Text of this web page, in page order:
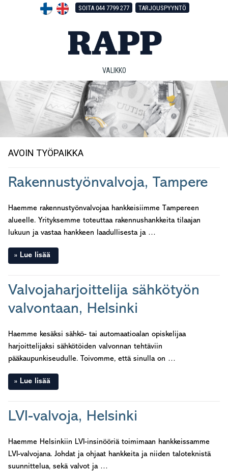
SOITA 044 7799 277 TARJOUSPYYNTÖ
VALIKKO
AVOIN TYÖPAIKKA
Rakennustyönvalvoja, Tampere
Haemme rakennustyönvalvojaa hankkeisiimme Tampereen
alueelle. Yrityksemme toteuttaa rakennushankkeita tilaajan
lukuun ja vastaa hankkeen laadullisesta ja …
Lue lisää
Valvojaharjoittelija sähkötyön
valvontaan, Helsinki
Haemme kesäksi sähkö- tai automaatioalan opiskelijaa
harjoittelijaksi sähkötöiden valvonnan tehtäviin
pääkaupunkiseudulle. Toivomme, että sinulla on …
Lue lisää
LVI-valvoja, Helsinki
Haemme Helsinkiin LVI-insinööriä toimimaan hankkeissamme
LVI-valvojana. Johdat ja ohjaat hankkeita ja niiden taloteknistä
suunnittelua, sekä valvot ja …